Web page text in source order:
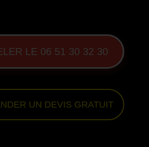
LE 06 51 30 32 30
UN DEVIS GRATUIT